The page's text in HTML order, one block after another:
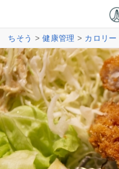
ちそう >健康管理 > カロリー